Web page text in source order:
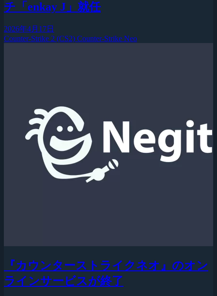
チ「enkay J」就任
2026年4月17日
Counter-Strike 2 (CS2) Counter-Strike Neo
『カウンターストライクネオ』のオン
ラインサービスが終了